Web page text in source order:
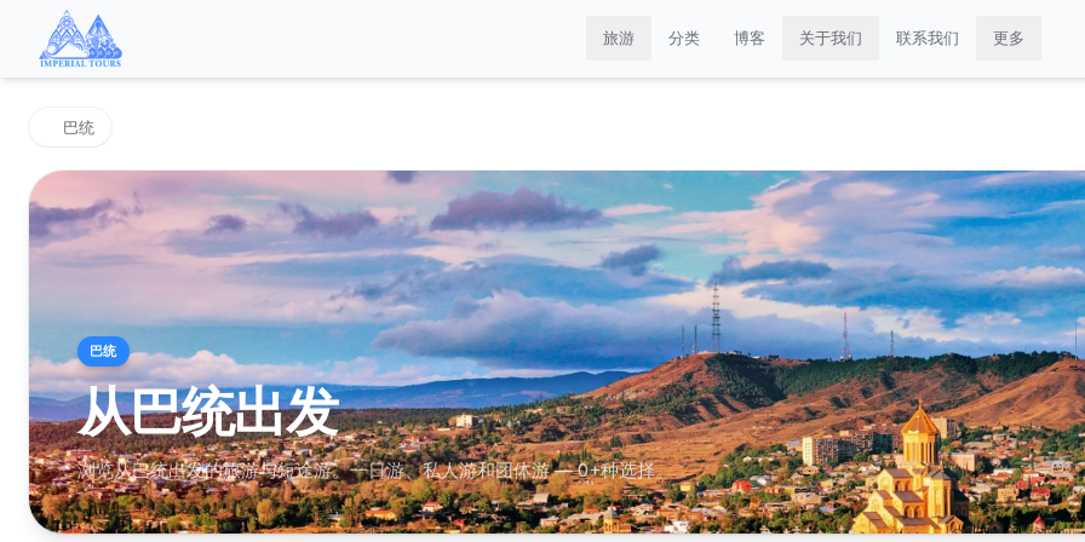
旅游 分类 博客 关于我们 联系我们 更多
巴统
巴统
从巴统出发
浏览从巴统出发的旅游与短途游。一日游、私人游和团体游 — 0+种选择。